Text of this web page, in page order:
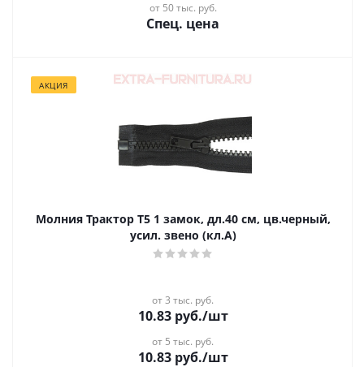
от 50 тыс. руб.
Спец. цена
АКЦИЯ
Молния Трактор Т5 1 замок, дл.40 см, цв.черный,
усил. звено (кл.А)
от 3 тыс. руб.
10.83руб./шт
от 5 тыс. руб.
10.83руб./шт